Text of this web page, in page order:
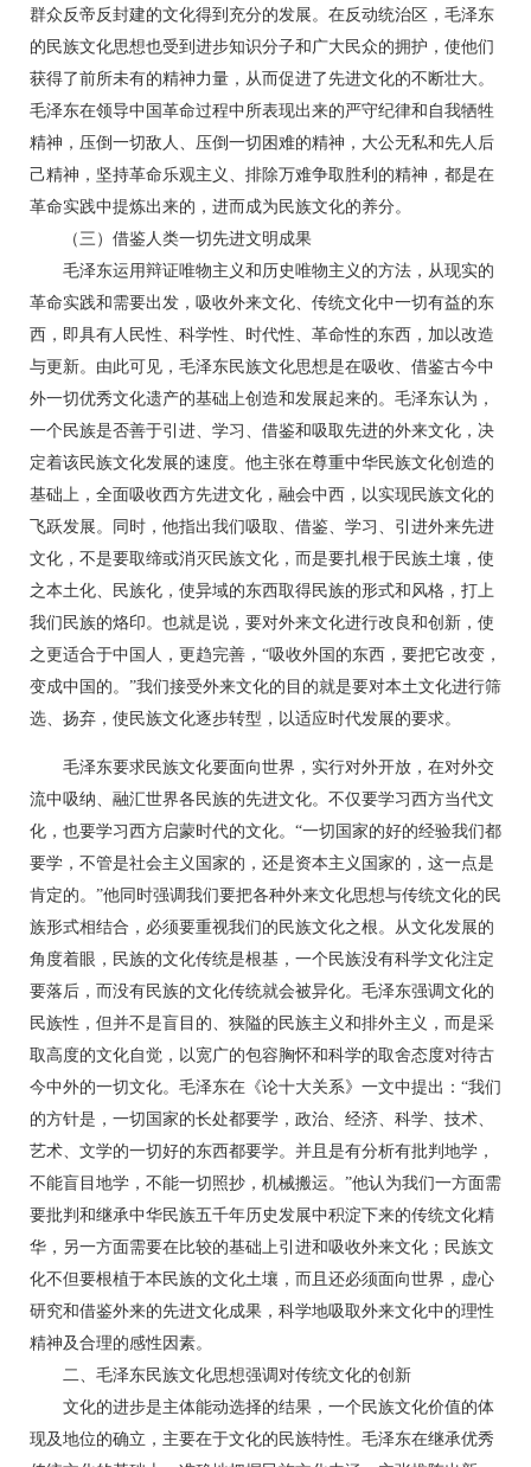
群众反帝反封建的文化得到充分的发展。在反动统治区，毛泽东
的民族文化思想也受到进步知识分子和广大民众的拥护，使他们
获得了前所未有的精神力量，从而促进了先进文化的不断壮大。
毛泽东在领导中国革命过程中所表现出来的严守纪律和自我牺牲
精神，压倒一切敌人、压倒一切困难的精神，大公无私和先人后
己精神，坚持革命乐观主义、排除万难争取胜利的精神，都是在
革命实践中提炼出来的，进而成为民族文化的养分。
（三）借鉴人类一切先进文明成果
毛泽东运用辩证唯物主义和历史唯物主义的方法，从现实的
革命实践和需要出发，吸收外来文化、传统文化中一切有益的东
西，即具有人民性、科学性、时代性、革命性的东西，加以改造
与更新。由此可见，毛泽东民族文化思想是在吸收、借鉴古今中
外一切优秀文化遗产的基础上创造和发展起来的。毛泽东认为，
一个民族是否善于引进、学习、借鉴和吸取先进的外来文化，决
定着该民族文化发展的速度。他主张在尊重中华民族文化创造的
基础上，全面吸收西方先进文化，融会中西，以实现民族文化的
飞跃发展。同时，他指出我们吸取、借鉴、学习、引进外来先进
文化，不是要取缔或消灭民族文化，而是要扎根于民族土壤，使
之本土化、民族化，使异域的东西取得民族的形式和风格，打上
我们民族的烙印。也就是说，要对外来文化进行改良和创新，使
之更适合于中国人，更趋完善，“吸收外国的东西，要把它改变，
变成中国的。”我们接受外来文化的目的就是要对本土文化进行筛
选、扬弃，使民族文化逐步转型，以适应时代发展的要求。
毛泽东要求民族文化要面向世界，实行对外开放，在对外交
流中吸纳、融汇世界各民族的先进文化。不仅要学习西方当代文
化，也要学习西方启蒙时代的文化。“一切国家的好的经验我们都
要学，不管是社会主义国家的，还是资本主义国家的，这一点是
肯定的。”他同时强调我们要把各种外来文化思想与传统文化的民
族形式相结合，必须要重视我们的民族文化之根。从文化发展的
角度着眼，民族的文化传统是根基，一个民族没有科学文化注定
要落后，而没有民族的文化传统就会被异化。毛泽东强调文化的
民族性，但并不是盲目的、狭隘的民族主义和排外主义，而是采
取高度的文化自觉，以宽广的包容胸怀和科学的取舍态度对待古
今中外的一切文化。毛泽东在《论十大关系》一文中提出：“我们
的方针是，一切国家的长处都要学，政治、经济、科学、技术、
艺术、文学的一切好的东西都要学。并且是有分析有批判地学，
不能盲目地学，不能一切照抄，机械搬运。”他认为我们一方面需
要批判和继承中华民族五千年历史发展中积淀下来的传统文化精
华，另一方面需要在比较的基础上引进和吸收外来文化；民族文
化不但要根植于本民族的文化土壤，而且还必须面向世界，虚心
研究和借鉴外来的先进文化成果，科学地吸取外来文化中的理性
精神及合理的感性因素。
二、毛泽东民族文化思想强调对传统文化的创新
文化的进步是主体能动选择的结果，一个民族文化价值的体
现及地位的确立，主要在于文化的民族特性。毛泽东在继承优秀